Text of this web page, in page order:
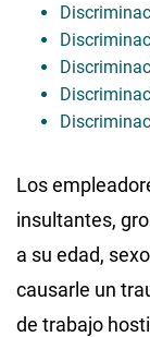
Los
insultantes,
a su edad,
causarle un
de trabajo